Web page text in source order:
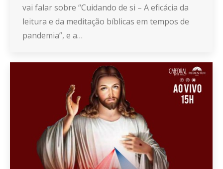
vai falar sobre “Cuidando de si – A eficácia da
leitura e da meditação bíblicas em tempos de
pandemia”, e a…